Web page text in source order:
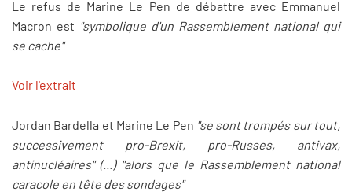
Le refus de Marine Le Pen de débattre avec Emmanuel
Macron est "symbolique d'un Rassemblement national qui
se cache"
Voir l'extrait
Jordan Bardella et Marine Le Pen "se sont trompés sur tout,
successivement pro-Brexit, pro-Russes, antivax,
antinucléaires" (...) "alors que le Rassemblement national
caracole en tête des sondages"